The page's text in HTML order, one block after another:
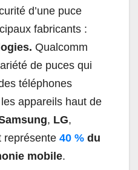
d’une puce
fabricants :
Qualcomm
de puces qui
téléphones
appareils haut de
, LG,
représente 40 % du
mobile.